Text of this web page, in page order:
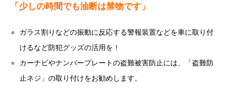
「少しの時間でも油断は禁物です」
ガラス割りなどの振動に反応する警報装置などを車に取り付
けるなど防犯グッズの活用を！
カーナビやナンバープレートの盗難被害防止には、「盗難防
止ネジ」の取り付けをお勧めします。